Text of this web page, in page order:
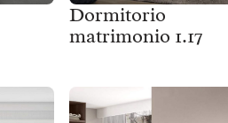
Dormitorio
matrimonio 1.17